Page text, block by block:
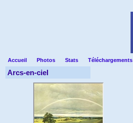
Accueil Photos Stats Téléchargements
Arcs-en-ciel